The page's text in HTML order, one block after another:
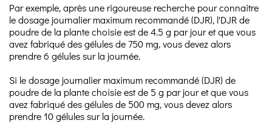
Par exemple, après une rigoureuse recherche pour connaitre
le dosage journalier maximum recommandé (DJR), l'DJR de
poudre de la plante choisie est de 4.5 g par jour et que vous
avez fabriqué des gélules de 750 mg, vous devez alors
prendre 6 gélules sur la journée.
Si le dosage journalier maximum recommandé (DJR) de
poudre de la plante choisie est de 5 g par jour et que vous
avez fabriqué des gélules de 500 mg, vous devez alors
prendre 10 gélules sur la journée.